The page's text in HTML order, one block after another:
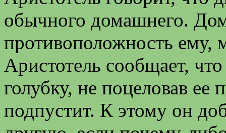
обычного домашнего.
противоположность ему,
Аристотель сообщает, что
голубку, не поцеловав ее
подпустит. К этому он